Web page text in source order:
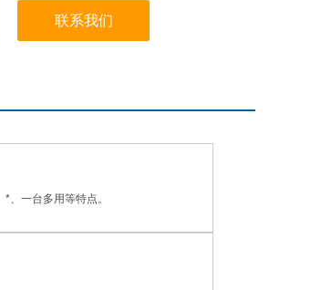
联系我们
、一台多用等特点。